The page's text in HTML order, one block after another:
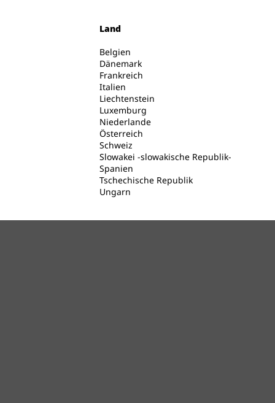
Land
Belgien
Dänemark
Frankreich
Italien
Liechtenstein
Luxemburg
Niederlande
Österreich
Schweiz
Slowakei -slowakische Republik-
Spanien
Tschechische Republik
Ungarn